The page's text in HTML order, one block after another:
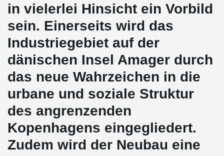
in vielerlei Hinsicht ein Vorbild
sein. Einerseits wird das
Industriegebiet auf der
dänischen Insel Amager durch
das neue Wahrzeichen in die
urbane und soziale Struktur
des angrenzenden
Kopenhagens eingegliedert.
Zudem wird der Neubau eine